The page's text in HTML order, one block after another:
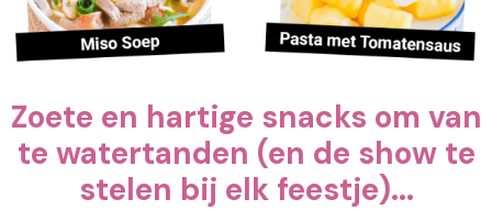
Zoete en hartige snacks om van
te watertanden (en de show te
stelen bij elk feestje)...